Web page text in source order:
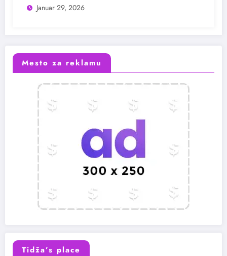
Januar 29, 2026
Mesto za reklamu
Tidža’s place